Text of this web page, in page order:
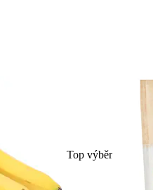
Top výběr